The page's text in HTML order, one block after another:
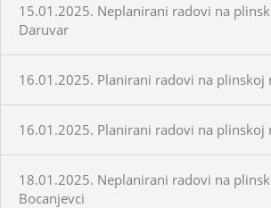
15.01.2025. Neplanirani radovi na
Daruvar
16.01.2025. Planirani radovi na plinskoj
16.01.2025. Planirani radovi na plinskoj
18.01.2025. Neplanirani radovi na
Bocanjevci